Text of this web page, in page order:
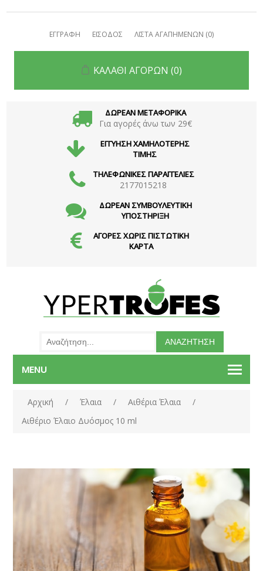
ΕΓΓΡΑΦΗ ΕΙΣΟΔΟΣ ΛΙΣΤΑ ΑΓΑΠΗΜΕΝΩΝ (0)
ΚΑΛΑΘΙ ΑΓΟΡΩΝ (0)
ΔΩΡΕΑΝ ΜΕΤΑΦΟΡΙΚΑ
Για αγορές άνω των 29€
ΕΓΓΥΗΣΗ ΧΑΜΗΛΟΤΕΡΗΣ
ΤΙΜΗΣ
ΤΗΛΕΦΩΝΙΚΕΣ ΠΑΡΑΓΓΕΛΙΕΣ
2177015218
ΔΩΡΕΑΝ ΣΥΜΒΟΥΛΕΥΤΙΚΗ
ΥΠΟΣΤΗΡΙΞΗ
ΑΓΟΡΕΣ ΧΩΡΙΣ ΠΙΣΤΩΤΙΚΗ
ΚΑΡΤΑ
MENU
Αρχική / Έλαια / Αιθέρια Έλαια
/
Αιθέριο Έλαιο Δυόσμος 10 ml